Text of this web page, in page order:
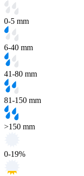
0-5 mm
6-40 mm
41-80 mm
81-150 mm
>150 mm
0-19%